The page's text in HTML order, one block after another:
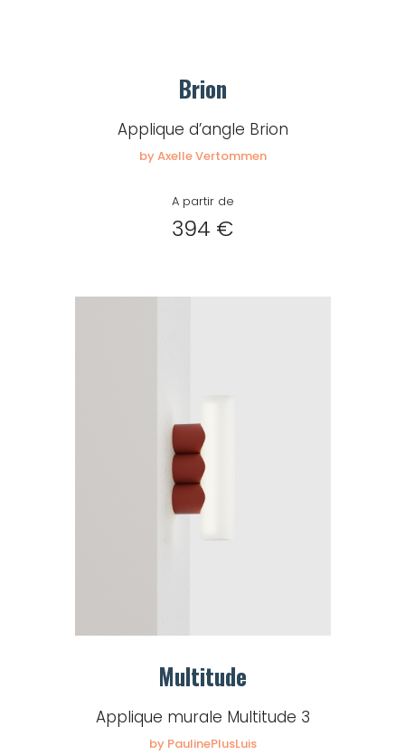
Brion
Applique d’angle Brion
by Axelle Vertommen
A partir de
394 €
Multitude
Applique murale Multitude 3
by PaulinePlusLuis